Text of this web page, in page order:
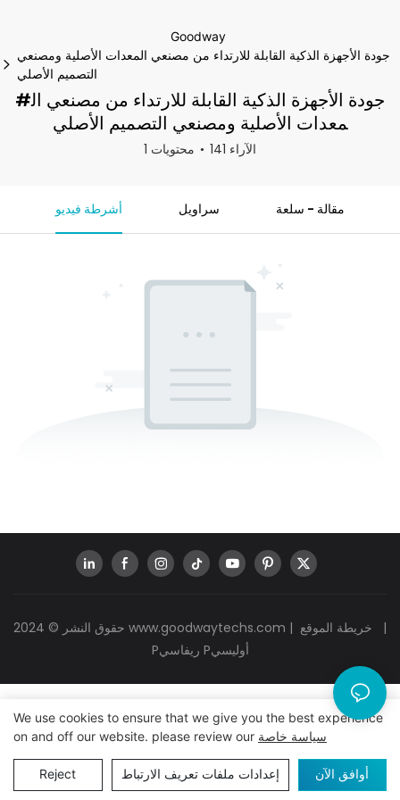
Goodway
جودة الأجهزة الذكية القابلة للارتداء من مصنعي المعدات الأصلية ومصنعي
التصميم الأصلي
#جودة الأجهزة الذكية القابلة للارتداء من مصنعي ال
معدات الأصلية ومصنعي التصميم الأصلي
1 محتويات 141 الآراء
أشرطة فيديو سراويل مقالة - سلعة
www.goodwaytechs.com |
|
Pريفاسي Pأوليسي
We use cookies to ensure that we give you the best experience
on and off our website. please review our سياسة خاصة
Reject إعدادات ملفات تعريف الارتباط أوافق الآن